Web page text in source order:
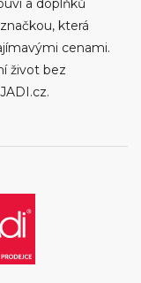
a doplňků
která
cenami.
život bez